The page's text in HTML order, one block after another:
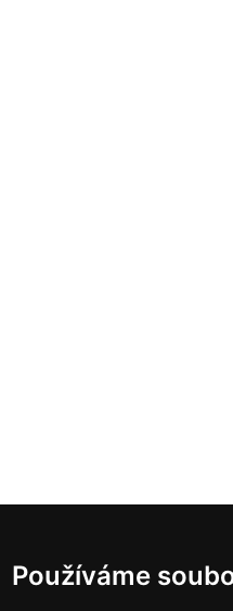
Používáme